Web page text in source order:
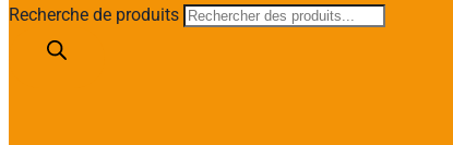
Recherche de produits